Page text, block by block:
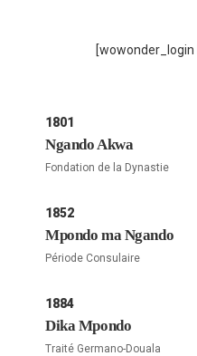
[wowonder_login
1801
Ngando Akwa
Fondation de la Dynastie
1852
Mpondo ma Ngando
Période Consulaire
1884
Dika Mpondo
Traité Germano-Douala